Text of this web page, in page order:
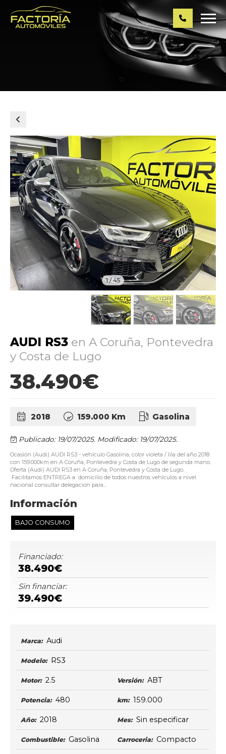
1/45
AUDI RS3 en A Coruña, Pontevedra
y Costa de Lugo
38.490€
2018 159.000 Km Gasolina
Publicado: 19/07/2025. Modificado: 19/07/2025.
Ocasión (Audi) AUDI RS3 - vehículo Gasolina, color violeta / lila del año 2018
con 159.000km en A Coruña, Pontevedra y Costa de Lugo de segunda mano.
Oferta (Audi) AUDI RS3 en A Coruña, Pontevedra y Costa de Lugo.
Facilitamos ENTREGA a domicilio de todos nuestros vehículos a nivel
nacional consultar delegacion para...
Información
BAJO CONSUMO
Financiado:
38.490€
Sin financiar:
39.490€
Marca: Audi
Modelo: RS3
Motor: 2.5 Versión: ABT
Potencia: 480 km: 159.000
Año: 2018 Mes: Sin especificar
Combustible: Gasolina Carroceria: Compacto